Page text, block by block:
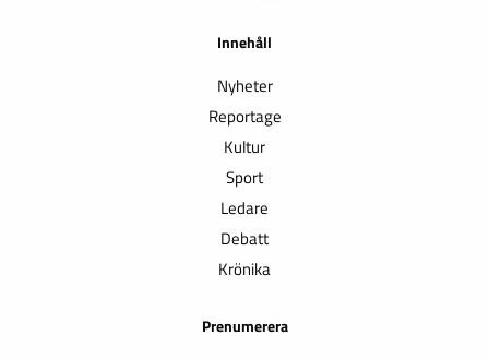
Innehåll
Nyheter
Reportage
Kultur
Sport
Ledare
Debatt
Krönika
Prenumerera